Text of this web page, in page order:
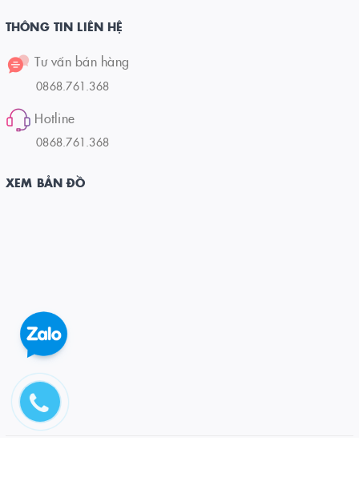
THÔNG TIN LIÊN HỆ
Tư vấn bán hàng
0868.761.368
Hotline
0868.761.368
XEM BẢN ĐỒ